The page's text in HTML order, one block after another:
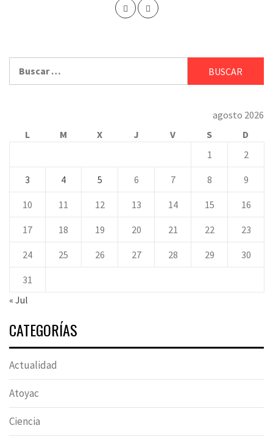
agosto 2026
L
M X J V S
D
1
2
3 4 5 6 7 8 9
10 11 12 13 14 15 16
17 18 19 20 21 22 23
24 25 26 27 28 29 30
31
« Jul
CATEGORÍAS
Actualidad
Atoyac
Ciencia